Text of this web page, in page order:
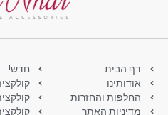
דף הבית
אודותינו
החלפות והחזרות
מדיניות האתר
חדש!